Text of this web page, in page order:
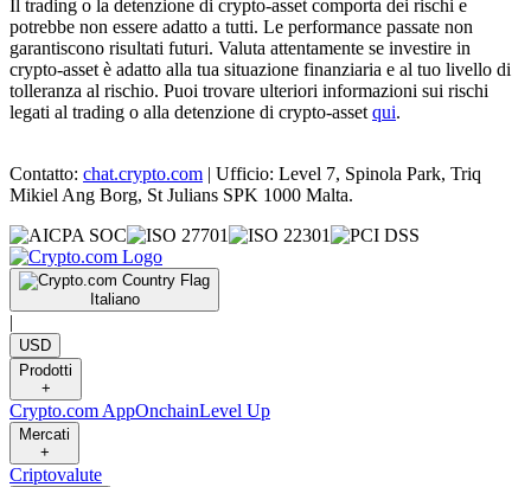
Il trading o la detenzione di crypto-asset comporta dei rischi e
potrebbe non essere adatto a tutti. Le performance passate non
garantiscono risultati futuri. Valuta attentamente se investire in
crypto-asset è adatto alla tua situazione finanziaria e al tuo livello di
tolleranza al rischio. Puoi trovare ulteriori informazioni sui rischi
legati al trading o alla detenzione di crypto-asset qui.
Contatto: chat.crypto.com | Ufficio: Level 7, Spinola Park, Triq
Mikiel Ang Borg, St Julians SPK 1000 Malta.
Italiano
|
USD
Prodotti
+
Crypto.com AppOnchainLevel Up
Mercati
+
Criptovalute